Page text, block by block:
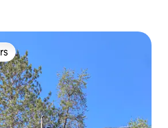
les plus aimés